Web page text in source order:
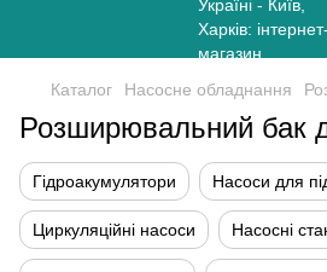
Каталог Насосне обладнання
Розширювальний бак
Гідроакумулятори Насоси для
Циркуляційні насоси Насосні